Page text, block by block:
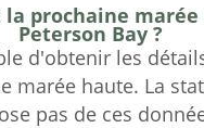
la prochaine
Peterson Bay ?
d'obtenir les
marée haute. La
pas de ces